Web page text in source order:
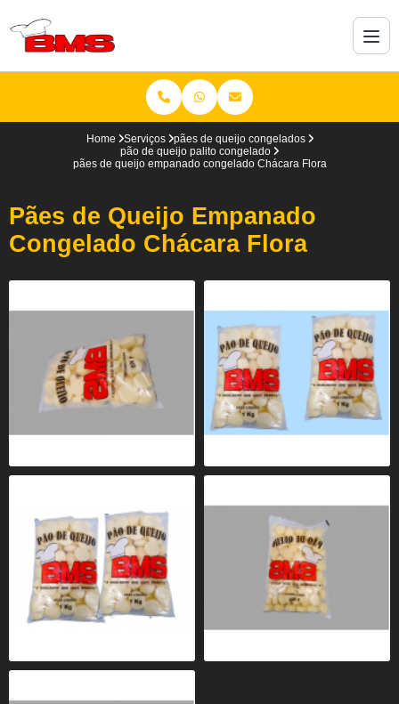
Home Serviços
pães de queijo congelados
pão de queijo palito congelado
pães de queijo empanado congelado Chácara Flora
Pães de Queijo Empanado
Congelado Chácara Flora